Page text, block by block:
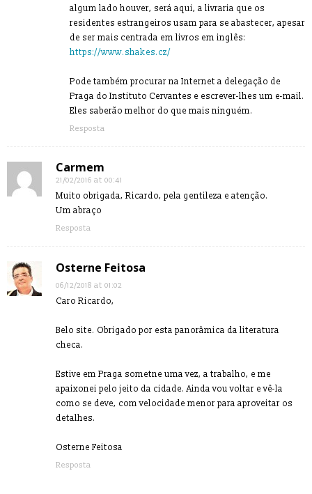
algum lado houver, será aqui, a livraria que os
residentes estrangeiros usam para se abastecer, apesar
de ser mais centrada em livros em inglês:
https://www.shakes.cz/
Pode também procurar na Internet a delegação de
Praga do Instituto Cervantes e escrever-lhes um e-mail.
Eles saberão melhor do que mais ninguém.
Resposta
Carmem
21/02/2016 at 00:41
Muito obrigada, Ricardo, pela gentileza e atenção.
Um abraço
Resposta
Osterne Feitosa
06/12/2018 at 01:02
Caro Ricardo,
Belo site. Obrigado por esta panorâmica da literatura
checa.
Estive em Praga sometne uma vez, a trabalho, e me
apaixonei pelo jeito da cidade. Ainda vou voltar e vê-la
como se deve, com velocidade menor para aproveitar os
detalhes.
Osterne Feitosa
Resposta